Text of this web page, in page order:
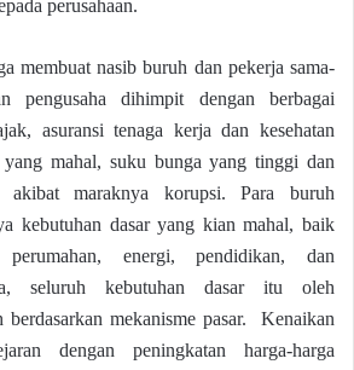
perusahaan.
membuat nasib buruh dan pekerja sama-
pengusaha dihimpit dengan berbagai
asuransi tenaga kerja dan kesehatan
mahal, suku bunga yang tinggi dan
maraknya korupsi. Para buruh
kebutuhan dasar yang kian mahal, baik
perumahan, energi, pendidikan, dan
seluruh kebutuhan dasar itu oleh
berdasarkan mekanisme pasar. Kenaikan
dengan peningkatan harga-harga